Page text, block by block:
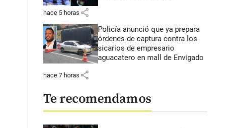
hace 5 horas share
Policía anunció que ya prepara
órdenes de captura contra los
sicarios de empresario
aguacatero en mall de Envigado
hace 7 horas share
Te recomendamos